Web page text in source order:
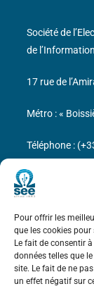
Pour offrir les
que les cookies
Le fait de consentir
données telles que
site. Le fait de ne
un effet négatif sur
Marie
Mentions
Société de
de
17 rue de
Métro : «
Téléphone :
N° de SIREN :